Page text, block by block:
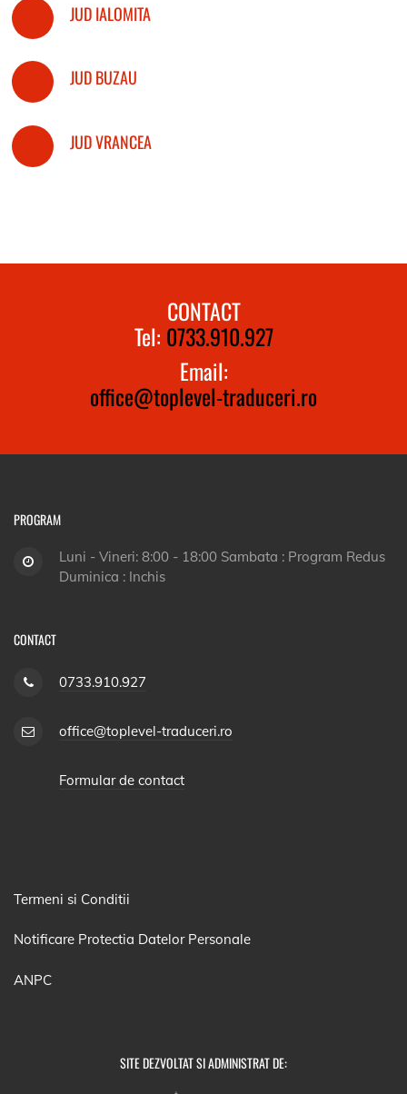
JUD IALOMITA
JUD BUZAU
JUD VRANCEA
CONTACT
Tel: 0733.910.927
Email:
office@toplevel-traduceri.ro
PROGRAM
Luni - Vineri: 8:00 - 18:00 Sambata : Program Redus
Duminica : Inchis
CONTACT
0733.910.927
office@toplevel-traduceri.ro
Formular de contact
Termeni si Conditii
Notificare Protectia Datelor Personale
ANPC
SITE DEZVOLTAT SI ADMINISTRAT DE: